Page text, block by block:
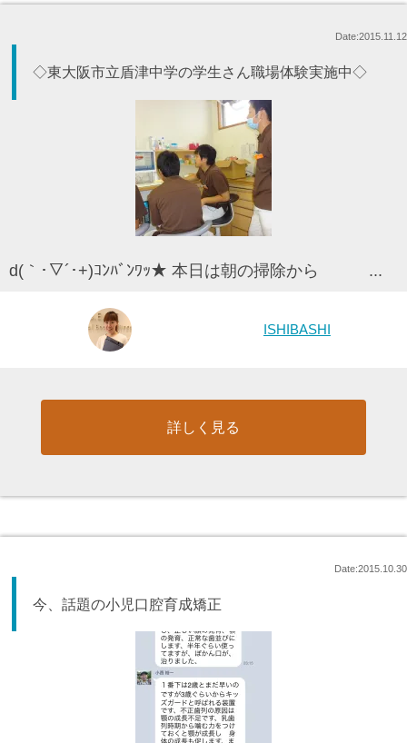
Date:2015.11.12
◇東大阪市立盾津中学の学生さん職場体験実施中◇
d(｀･▽´･+)ｺﾝﾊﾞﾝﾜｯ★ 本日は朝の掃除から ...
ISHIBASHI
詳しく見る
Date:2015.10.30
今、話題の小児口腔育成矯正